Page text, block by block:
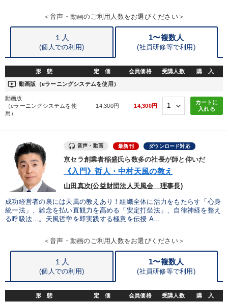
井上和弘 M&A 不動産
＜音声・動画のご利用人数をお選びください＞
１人
(個人での利用)
1〜複数人
(社員研修等で利用)
形 態 定 価 会員価格 受講人数 購 入
ondemand_video 動画版（eラーニングシステムを使用）
動画版
（eラーニングシステムを使
用）
14,300円 14,300円
カートに
入れる
音声・動画 最新刊 ダウンロード対応
京セラ創業者稲盛氏ら数多の社長が師と仰いだ
《入門》哲人・中村天風の教え
山田真次(公益財団法人天風会 理事長)
成功経営者の裏には天風の教えあり！組織全体に活力をもたらす「心身
統一法」、雑念を払い直観力を高める「安定打坐法」、自律神経を整え
る呼吸法…。天風哲学を即実践する極意を伝授 A...
＜音声・動画のご利用人数をお選びください＞
１人
(個人での利用)
1〜複数人
(社員研修等で利用)
形 態 定 価 会員価格 受講人数 購 入